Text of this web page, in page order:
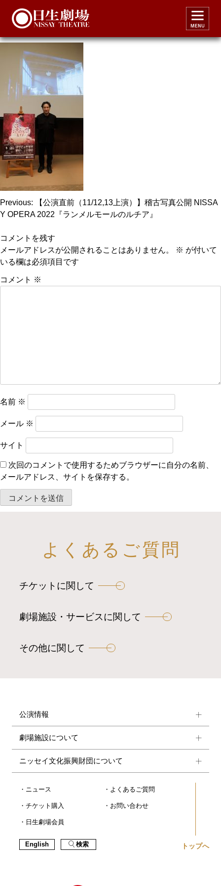
lucia2022repo_dtg1
投
稿
ナ
ビ
ゲ
ー
Previous:
【公演直前（11/12,13上演）】稽古写真公開 NISSA
Y OPERA 2022『ランメルモールのルチア』
コメントを残す
メールアドレスが公開されることはありません。
※ が付いて
いる欄は必須項目です
コメント ※
名前 ※
メール ※
サイト
次回のコメントで使用するためブラウザーに自分の名前、
メールアドレス、サイトを保存する。
よくあるご質問
チケットに関して
劇場施設・サービスに関して
その他に関して
公演情報
劇場施設について
ニッセイ文化振興財団について
ニュース
チケット購入
日生劇場会員
よくあるご質問
お問い合わせ
English 検索 トップへ